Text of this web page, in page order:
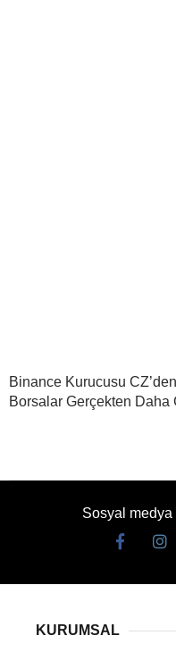
Binance Kurucusu
Borsalar Gerçekten Daha
Sosyal medya
KURUMSAL